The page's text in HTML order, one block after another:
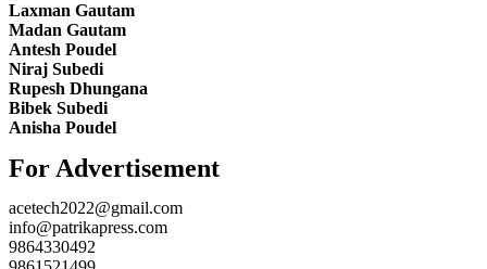
Laxman Gautam
Madan Gautam
Antesh Poudel
Niraj Subedi
Rupesh Dhungana
Bibek Subedi
Anisha Poudel
For Advertisement
acetech2022@gmail.com
info@patrikapress.com
9864330492